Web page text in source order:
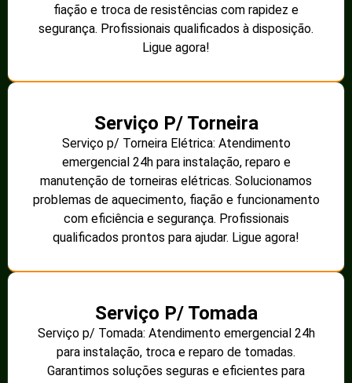
fiação e troca de resistências com rapidez e
segurança. Profissionais qualificados à disposição.
Ligue agora!
Serviço P/ Torneira
Serviço p/ Torneira Elétrica: Atendimento
emergencial 24h para instalação, reparo e
manutenção de torneiras elétricas. Solucionamos
problemas de aquecimento, fiação e funcionamento
com eficiência e segurança. Profissionais
qualificados prontos para ajudar. Ligue agora!
Serviço P/ Tomada
Serviço p/ Tomada: Atendimento emergencial 24h
para instalação, troca e reparo de tomadas.
Garantimos soluções seguras e eficientes para